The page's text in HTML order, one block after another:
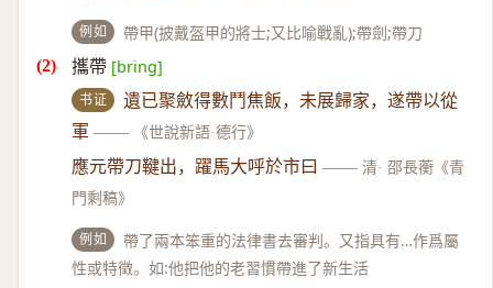
例如 帶甲(披戴盔甲的將士;又比喻戰亂);帶劍;帶刀
攜帶 [bring]
书证
遺已聚斂得數鬥焦飯，未展歸家，遂帶以從
軍 —— 《世說新語·德行》
應元帶刀鞬出，躍馬大呼於市曰 —— 清· 邵長蘅《青
門剩稿》
例如
帶了兩本笨重的法律書去審判。又指具有…作爲屬
性或特徵。如:他把他的老習慣帶進了新生活